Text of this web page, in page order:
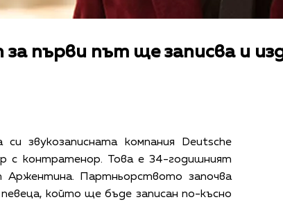
за първи път ще записва и
звукозаписната компания Deutsche
с контратенор. Това е 34-годишният
Партньорството започва
който ще бъде записан по-късно